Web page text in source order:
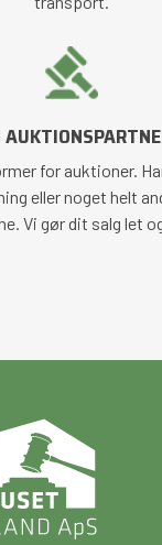
for auktioner.
eller noget helt
Vi gør dit salg let